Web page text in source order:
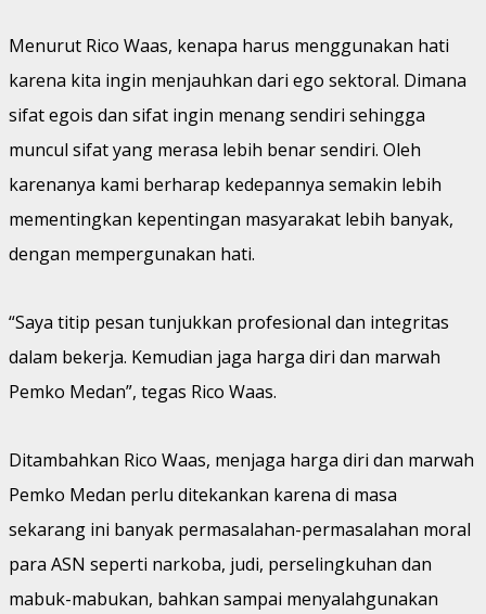
Menurut Rico Waas, kenapa harus menggunakan hati
karena kita ingin menjauhkan dari ego sektoral. Dimana
sifat egois dan sifat ingin menang sendiri sehingga
muncul sifat yang merasa lebih benar sendiri. Oleh
karenanya kami berharap kedepannya semakin lebih
mementingkan kepentingan masyarakat lebih banyak,
dengan mempergunakan hati.
“Saya titip pesan tunjukkan profesional dan integritas
dalam bekerja. Kemudian jaga harga diri dan marwah
Pemko Medan”, tegas Rico Waas.
Ditambahkan Rico Waas, menjaga harga diri dan marwah
Pemko Medan perlu ditekankan karena di masa
sekarang ini banyak permasalahan-permasalahan moral
para ASN seperti narkoba, judi, perselingkuhan dan
mabuk-mabukan, bahkan sampai menyalahgunakan